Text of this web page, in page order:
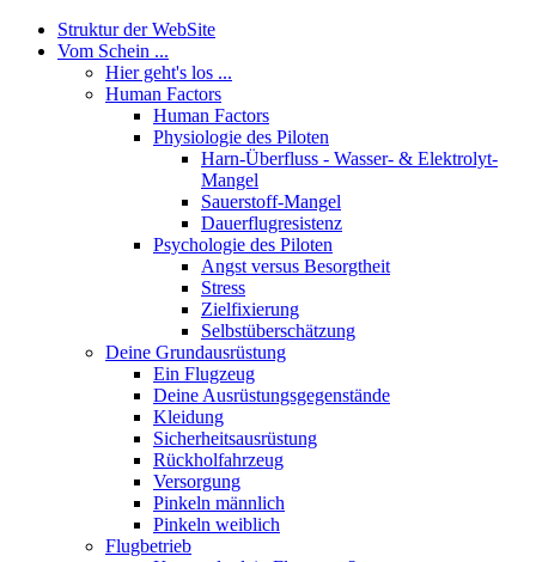
Struktur der WebSite
Vom Schein ...
Hier geht's los ...
Human Factors
Human Factors
Physiologie des Piloten
Harn-Überfluss - Wasser- & Elektrolyt-
Mangel
Sauerstoff-Mangel
Dauerflugresistenz
Psychologie des Piloten
Angst versus Besorgtheit
Stress
Zielfixierung
Selbstüberschätzung
Deine Grundausrüstung
Ein Flugzeug
Deine Ausrüstungsgegenstände
Kleidung
Sicherheitsausrüstung
Rückholfahrzeug
Versorgung
Pinkeln männlich
Pinkeln weiblich
Flugbetrieb